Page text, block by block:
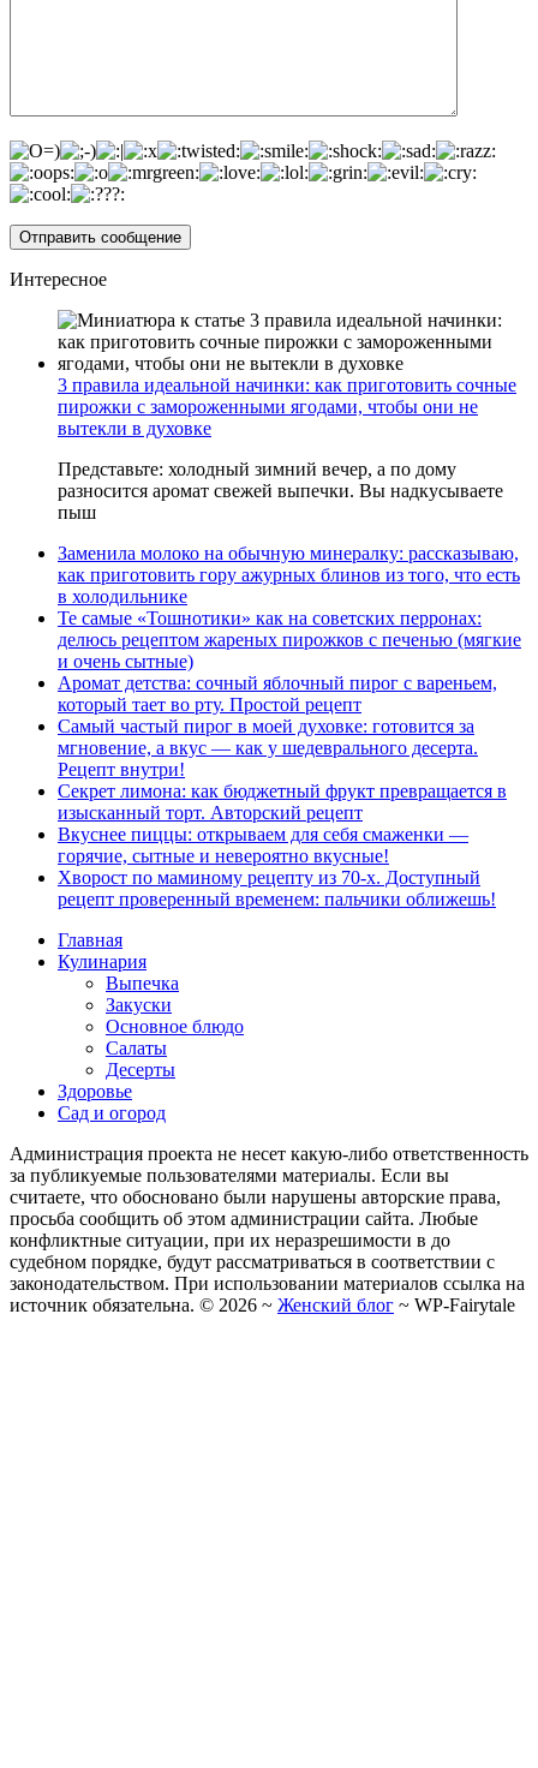
Интересное
3 правила идеальной начинки: как приготовить сочные
пирожки с замороженными ягодами, чтобы они не
вытекли в духовке
Представьте: холодный зимний вечер, а по дому
разносится аромат свежей выпечки. Вы надкусываете
пыш
Заменила молоко на обычную минералку: рассказываю,
как приготовить гору ажурных блинов из того, что есть
в холодильнике
Те самые «Тошнотики» как на советских перронах:
делюсь рецептом жареных пирожков с печенью (мягкие
и очень сытные)
Аромат детства: сочный яблочный пирог с вареньем,
который тает во рту. Простой рецепт
Самый частый пирог в моей духовке: готовится за
мгновение, а вкус — как у шедеврального десерта.
Рецепт внутри!
Секрет лимона: как бюджетный фрукт превращается в
изысканный торт. Авторский рецепт
Вкуснее пиццы: открываем для себя смаженки —
горячие, сытные и невероятно вкусные!
Хворост по маминому рецепту из 70-х. Доступный
рецепт проверенный временем: пальчики оближешь!
Главная
Кулинария
Выпечка
Закуски
Основное блюдо
Салаты
Десерты
Здоровье
Сад и огород
Администрация проекта не несет какую-либо ответственность
за публикуемые пользователями материалы. Если вы
считаете, что обосновано были нарушены авторские права,
просьба сообщить об этом администрации сайта. Любые
конфликтные ситуации, при их неразрешимости в до
судебном порядке, будут рассматриваться в соответствии с
законодательством. При использовании материалов ссылка на
источник обязательна. © 2026 ~ Женский блог ~ WP-Fairytale